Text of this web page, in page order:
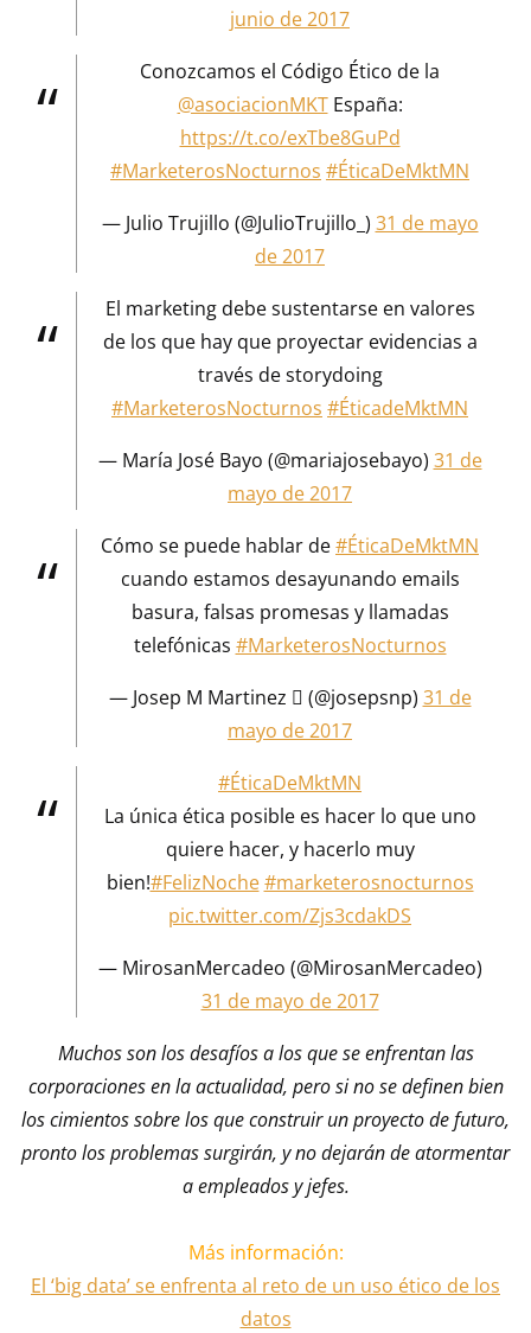
junio de 2017
Conozcamos el Código Ético de la
@asociacionMKTEspaña:
https://t.co/exTbe8GuPd
#MarketerosNocturnos #ÉticaDeMktMN
— Julio Trujillo (@JulioTrujillo_) 31 de mayo
de 2017
El marketing debe sustentarse en valores
de los que hay que proyectar evidencias a
través de storydoing
#MarketerosNocturnos #ÉticadeMktMN
— María José Bayo (@mariajosebayo) 31 de
mayo de 2017
Cómo se puede hablar de#ÉticaDeMktMN
cuando estamos desayunando emails
basura, falsas promesas y llamadas
telefónicas #MarketerosNocturnos
— Josep M Martinez  (@josepsnp) 31 de
mayo de 2017
#ÉticaDeMktMN
La única ética posible es hacer lo que uno
quiere hacer, y hacerlo muy
bien!#FelizNoche #marketerosnocturnos
pic.twitter.com/Zjs3cdakDS
— MirosanMercadeo (@MirosanMercadeo)
31 de mayo de 2017
Muchos son los desafíos a los que se enfrentan las
corporaciones en la actualidad, pero si no se definen bien
los cimientos sobre los que construir un proyecto de futuro,
pronto los problemas surgirán, y no dejarán de atormentar
a empleados y jefes.
Más información:
El ‘big data’ se enfrenta al reto de un uso ético de los
datos